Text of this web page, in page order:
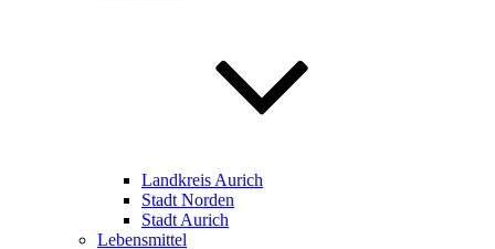
Landkreis Aurich
Stadt Norden
Stadt Aurich
Lebensmittel